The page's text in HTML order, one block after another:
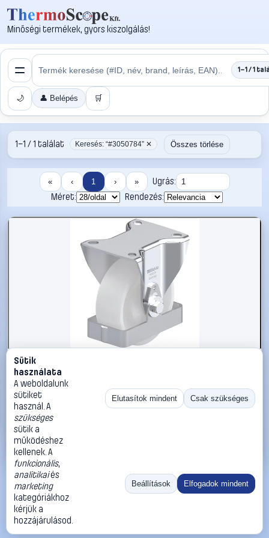
Minőségi termékek, gyors kiszolgálás!
1–1 / 1
🌙 👤 Belépés 🛒
1–1 / 1 találat Keresés: “#3050784” ✕ Összes törlése
« ‹ 1 › »
Ugrás:
Méret:
Rendezés:
#3050784
Blickle 928697 B-PO 100KA-FS Acéllemez rögzített görgő
KerékØ: 100 mm Teherbírás (max.): 250 kg 1 db
Blickle Görgők, kerekek
29 990 Ft
Kosárba
«
Ugrás:
Méret:
Rendezés:
©2026
ThermoScope
ÁSZF
Cégbemutató
Sütik
használata
A weboldalunk
sütiket
használ. A
szükséges
sütik a
működéshez
kellenek. A
funkcionális,
analitikaiés
marketing
kategóriákhoz
kérjük a
hozzájárulásod.
Elutasítok mindent Csak szükséges
Beállítások Elfogadok mindent